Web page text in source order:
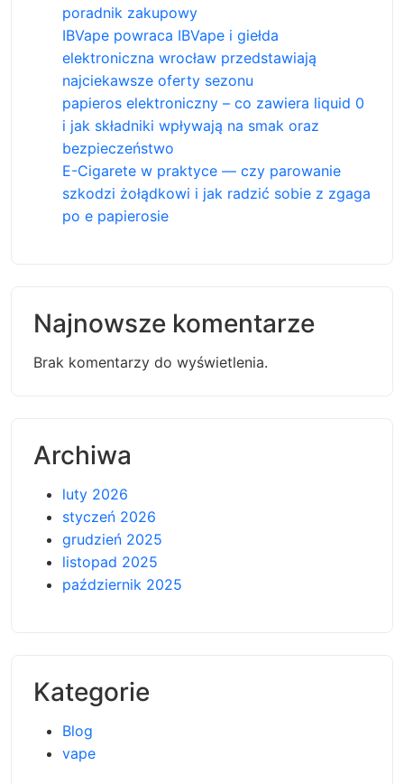
poradnik zakupowy
IBVape powraca IBVape i giełda
elektroniczna wrocław przedstawiają
najciekawsze oferty sezonu
papieros elektroniczny – co zawiera liquid 0
i jak składniki wpływają na smak oraz
bezpieczeństwo
E-Cigarete w praktyce — czy parowanie
szkodzi żołądkowi i jak radzić sobie z zgaga
po e papierosie
Najnowsze komentarze
Brak komentarzy do wyświetlenia.
Archiwa
luty 2026
styczeń 2026
grudzień 2025
listopad 2025
październik 2025
Kategorie
Blog
vape